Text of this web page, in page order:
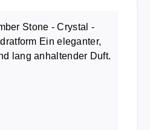
Stone - Crystal -
Ein eleganter,
lang anhaltender Duft.